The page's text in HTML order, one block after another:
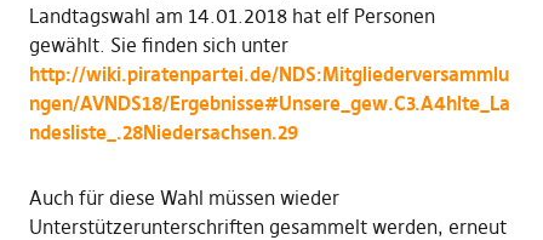
Landtagswahl am 14.01.2018 hat elf Personen
gewählt. Sie finden sich unter
http://wiki.piratenpartei.de/NDS:Mitgliederversammlu
ngen/AVNDS18/Ergebnisse#Unsere_gew.C3.A4hlte_La
ndesliste_.28Niedersachsen.29
Auch für diese Wahl müssen wieder
Unterstützerunterschriften gesammelt werden, erneut